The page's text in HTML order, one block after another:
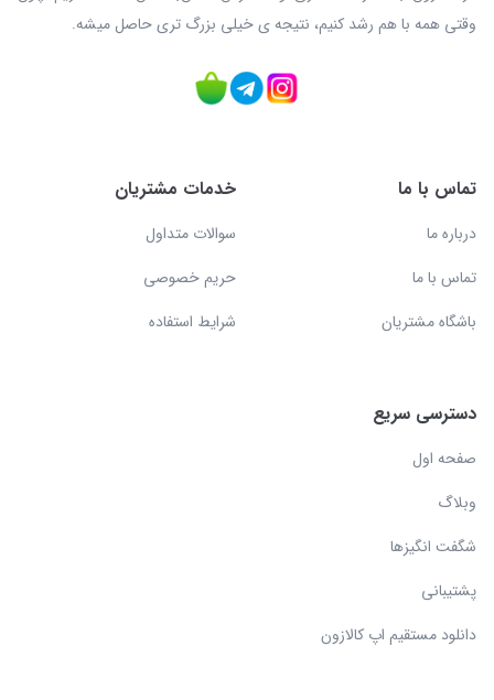
وقتی همه با هم رشد کنیم، نتیجه ی خیلی بزرگ‌ تری حاصل میشه.
تماس با ما
درباره ما
تماس با ما
باشگاه مشتریان
خدمات مشتریان
سوالات متداول
حریم خصوصی
شرایط استفاده
دسترسی سریع
صفحه اول
وبلاگ
شگفت انگیزها
پشتیبانی
دانلود مستقیم اپ کالازون